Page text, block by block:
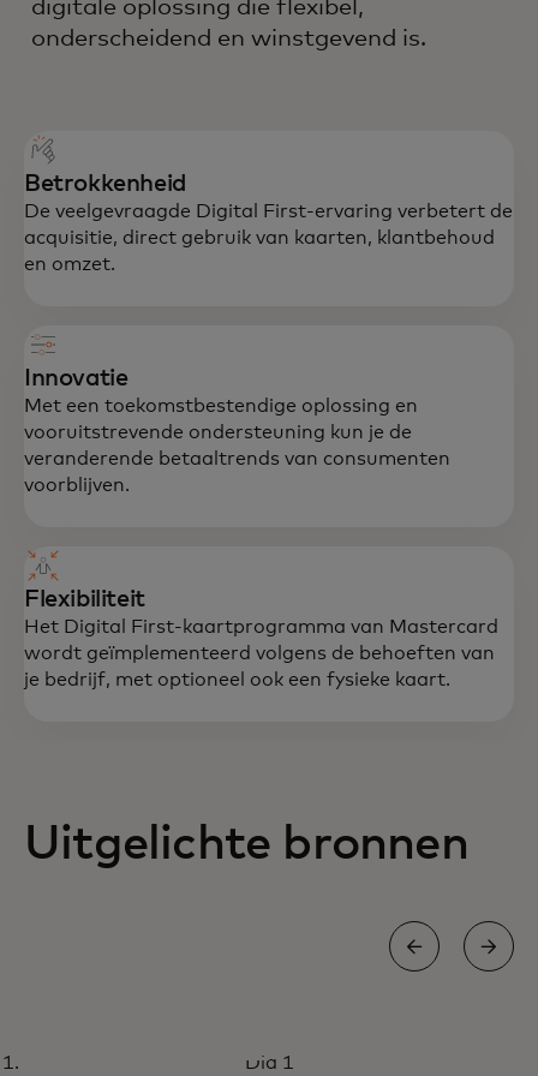
digitale oplossing die flexibel,
onderscheidend en winstgevend is.
Betrokkenheid
De veelgevraagde Digital First-ervaring verbetert de
acquisitie, direct gebruik van kaarten, klantbehoud
en omzet.
Innovatie
Met een toekomstbestendige oplossing en
vooruitstrevende ondersteuning kun je de
veranderende betaaltrends van consumenten
voorblijven.
Flexibiliteit
Het Digital First-kaartprogramma van Mastercard
wordt geïmplementeerd volgens de behoeften van
je bedrijf, met optioneel ook een fysieke kaart.
Uitgelichte bronnen
Dia 1